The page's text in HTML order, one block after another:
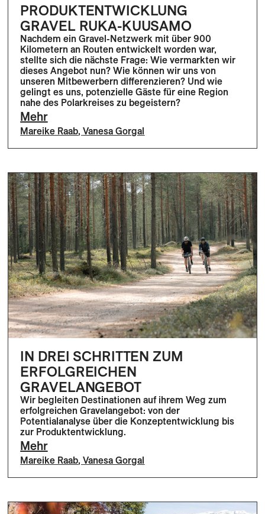
PRODUKTENTWICKLUNG
GRAVEL RUKA-KUUSAMO
Nachdem ein Gravel-Netzwerk mit über 900
Kilometern an Routen entwickelt worden war,
stellte sich die nächste Frage: Wie vermarkten wir
dieses Angebot nun? Wie können wir uns von
unseren Mitbewerbern differenzieren? Und wie
gelingt es uns, potenzielle Gäste für eine Region
nahe des Polarkreises zu begeistern?
Mehr
Mareike Raab,Vanesa Gorgal
IN DREI SCHRITTEN ZUM
ERFOLGREICHEN
GRAVELANGEBOT
Wir begleiten Destinationen auf ihrem Weg zum
erfolgreichen Gravelangebot: von der
Potentialanalyse über die Konzeptentwicklung bis
zur Produktentwicklung.
Mehr
Mareike Raab,Vanesa Gorgal